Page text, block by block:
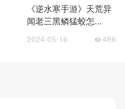
《逆水寒手游》天荒异
闻老三黑鳞猛蛟怎...
2024-05-16 486